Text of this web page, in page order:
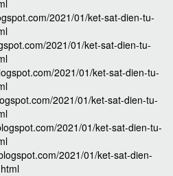
2021/01/ket-sat-dien-tu-
2021/01/ket-sat-dien-tu-
2021/01/ket-sat-dien-tu-
2021/01/ket-sat-dien-tu-
2021/01/ket-sat-dien-tu-
2021/01/ket-sat-dien-